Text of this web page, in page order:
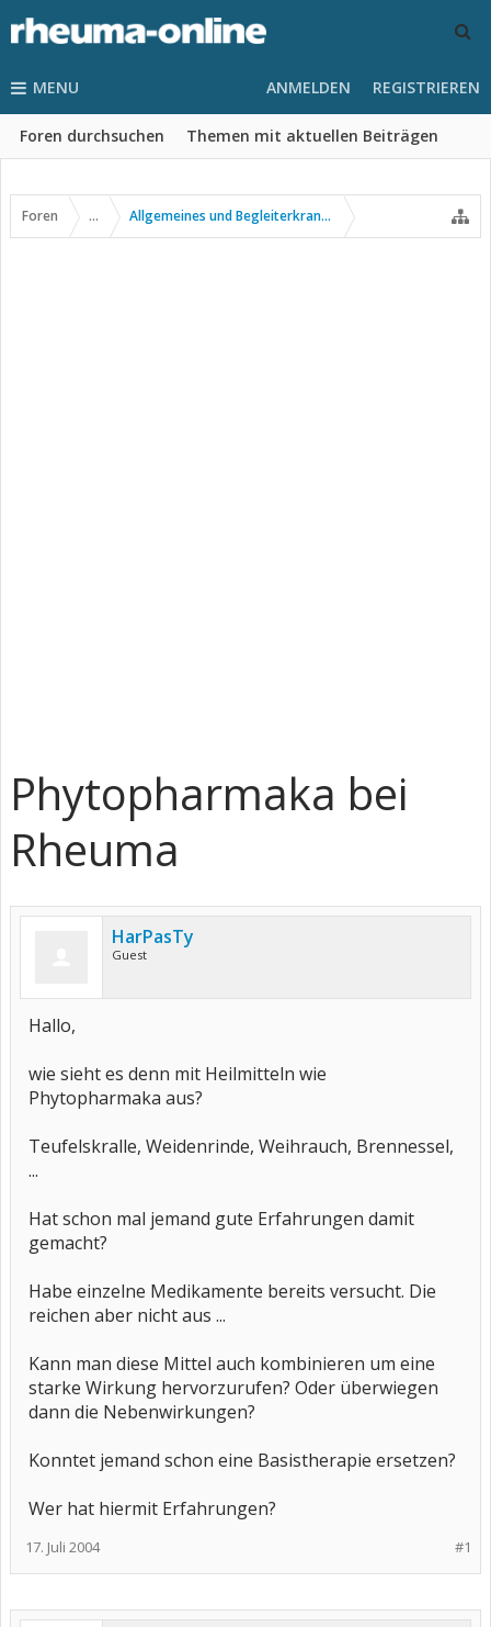
MENU
Foren durchsuchen Themen mit aktuellen Beiträgen
ANMELDEN REGISTRIEREN
Foren ... Allgemeines und Begleiterkrankungen
Phytopharmaka bei
Rheuma
HarPasTy
Guest
Hallo,
wie sieht es denn mit Heilmitteln wie
Phytopharmaka aus?
Teufelskralle, Weidenrinde, Weihrauch, Brennessel,
...
Hat schon mal jemand gute Erfahrungen damit
gemacht?
Habe einzelne Medikamente bereits versucht. Die
reichen aber nicht aus ...
Kann man diese Mittel auch kombinieren um eine
starke Wirkung hervorzurufen? Oder überwiegen
dann die Nebenwirkungen?
Konntet jemand schon eine Basistherapie ersetzen?
Wer hat hiermit Erfahrungen?
#1
17. Juli 2004